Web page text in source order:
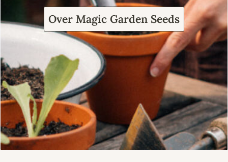
Over Magic Garden Seeds